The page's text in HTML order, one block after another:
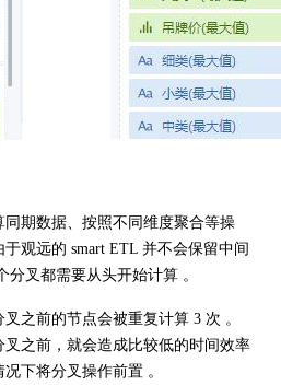
期数据、按照不同维度聚合等操
观远的 smart ETL 并不会保留中间
叉都需要从头开始计算 。
前的节点会被重复计算 3 次 。
之前，就会造成比较低的时间效率
下将分叉操作前置 。